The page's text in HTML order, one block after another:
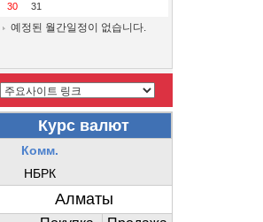
30
31
예정된 월간일정이 없습니다.